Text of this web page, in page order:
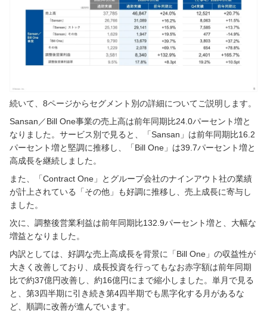
続いて、8ページからセグメント別の詳細についてご説明します。
Sansan／Bill One事業の売上高は前年同期比24.0パーセント増と
なりました。サービス別で見ると、「Sansan」は前年同期比16.2
パーセント増と堅調に推移し、「Bill One」は39.7パーセント増と
高成長を継続しました。
また、「Contract One」とグループ会社のナインアウト社の業績
が計上されている「その他」も好調に推移し、売上成長に寄与し
ました。
次に、調整後営業利益は前年同期比132.9パーセント増と、大幅な
増益となりました。
内訳としては、好調な売上高成長を背景に「Bill One」の収益性が
大きく改善しており、成長投資を行ってもなお赤字額は前年同期
比で約37億円改善し、約16億円にまで縮小しました。単月で見る
と、第3四半期に引き続き第4四半期でも黒字化する月があるな
ど、順調に改善が進んでいます。